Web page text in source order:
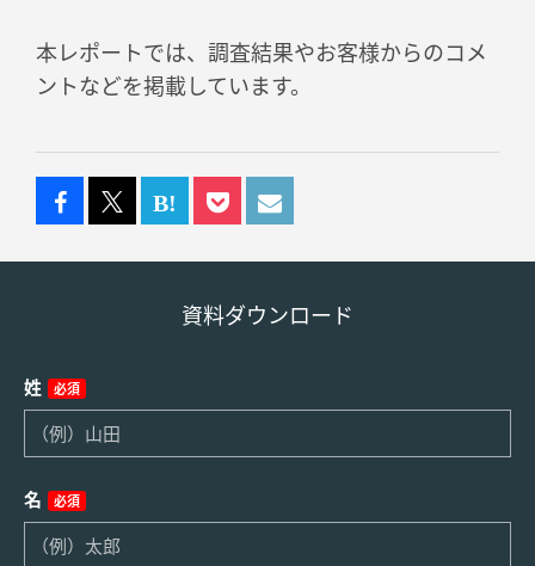
本レポートでは、調査結果やお客様からのコメ
ントなどを掲載しています。
資料ダウンロード
姓 必須
名 必須